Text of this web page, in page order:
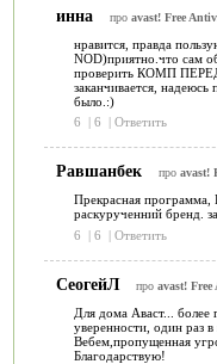
инна про avast! Free
нравится, правда
NOD)приятно.что сам
проверить КОМП
заканчивается,
было.:)
6
| 6 | Ответить
Равшанбек про avast!
Прекрасная
раскурученний бренд.
6
| 6 | Ответить
СеогейЛ про avast!
Для дома Аваст... более
уверенности, один раз
Вебем,пропущенная
Благодарствую!